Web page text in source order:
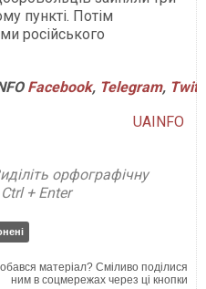
пункті. Потім
російського
Facebook, Telegram,
UAINFO
орфографічну
+ Enter
матеріал? Сміливо поділися
ним в соцмережах через ці кнопки